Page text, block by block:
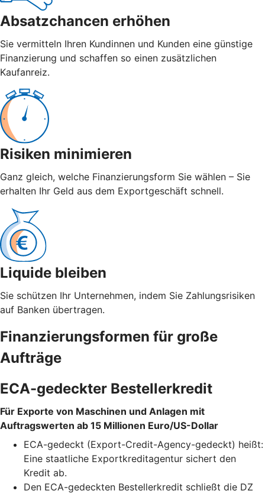
Absatzchancen erhöhen
Sie vermitteln Ihren Kundinnen und Kunden eine günstige
Finanzierung und schaffen so einen zusätzlichen
Kaufanreiz.
Risiken minimieren
Ganz gleich, welche Finanzierungsform Sie wählen – Sie
erhalten Ihr Geld aus dem Exportgeschäft schnell.
Liquide bleiben
Sie schützen Ihr Unternehmen, indem Sie Zahlungsrisiken
auf Banken übertragen.
Finanzierungsformen für große
Aufträge
ECA-gedeckter Bestellerkredit
Für Exporte von Maschinen und Anlagen mit
Auftragswerten ab 15 Millionen Euro/US-Dollar
ECA-gedeckt (Export-Credit-Agency-gedeckt) heißt:
Eine staatliche Exportkreditagentur sichert den
Kredit ab.
Den ECA-gedeckten Bestellerkredit schließt die DZ